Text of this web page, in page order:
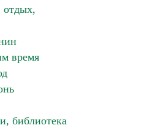
время
библиотека